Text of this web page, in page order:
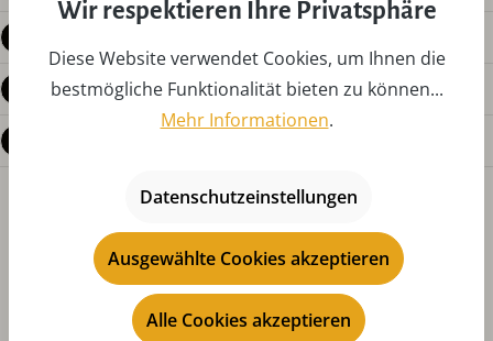
Bewertungen
Wir respektieren Ihre Privatsphäre
Diese Website verwendet Cookies, um Ihnen die
bestmögliche Funktionalität bieten zu können...
Mehr Informationen.
Datenschutzeinstellungen
Ausgewählte Cookies akzeptieren
Alle Cookies akzeptieren